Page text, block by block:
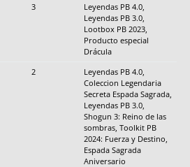
3
Leyendas PB 4.0,
Leyendas PB 3.0,
Lootbox PB 2023,
Producto especial
Drácula
2
Leyendas PB 4.0,
Coleccion Legendaria
Secreta Espada Sagrada,
Leyendas PB 3.0,
Shogun 3: Reino de las
sombras, Toolkit PB
2024: Fuerza y Destino,
Espada Sagrada
Aniversario